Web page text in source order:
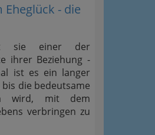
- die
sie einer der
ihrer Beziehung -
ist es ein langer
die bedeutsame
wird, mit dem
verbringen zu